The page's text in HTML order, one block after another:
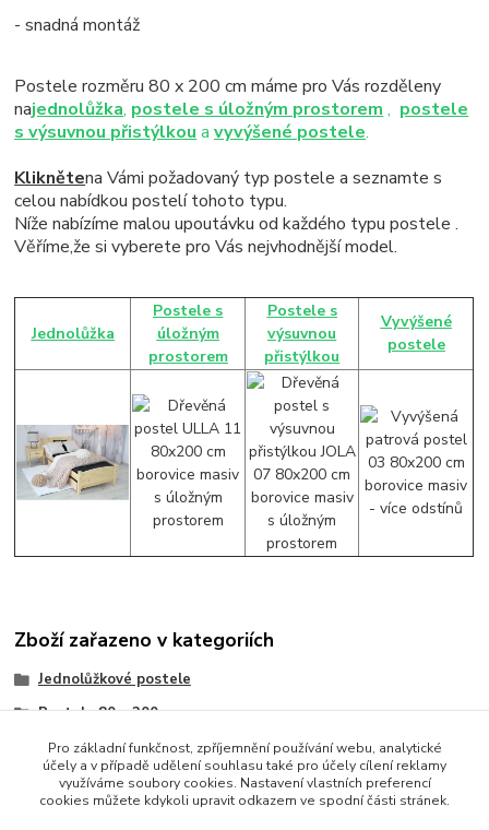
- snadná montáž
Postele rozměru 80 x 200 cm máme pro Vás rozděleny
najednolůžka, postele s úložným prostorem , postele
s výsuvnou přistýlkou avyvýšené postele.
Kliknětena Vámi požadovaný typ postele a seznamte s
celou nabídkou postelí tohoto typu.
Níže nabízíme malou upoutávku od každého typu postele .
Věříme,že si vyberete pro Vás nejvhodnější model.
Jednolůžka
Postele s
úložným
prostorem
Postele s
výsuvnou
přistýlkou
Vyvýšené
postele
Zboží zařazeno v kategoriích
Jednolůžkové postele
Postele 80 x 200 cm
Postel 80x200 cm
Postel 80x200 cm
Pro základní funkčnost, zpříjemnění používání webu, analytické
účely a v případě udělení souhlasu také pro účely cílení reklamy
využíváme soubory cookies. Nastavení vlastních preferencí
cookies můžete kdykoli upravit odkazem ve spodní části stránek.